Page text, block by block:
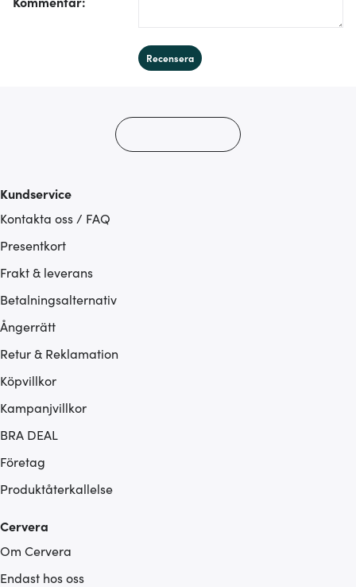
Recensera
Kundservice
Kontakta oss / FAQ
Presentkort
Frakt & leverans
Betalningsalternativ
Ångerrätt
Retur & Reklamation
Köpvillkor
Kampanjvillkor
BRA DEAL
Företag
Produktåterkallelse
Cervera
Om Cervera
Endast hos oss